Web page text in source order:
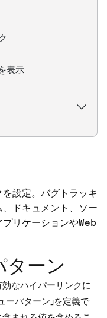
表示
設定。バグトラッキ
ドキュメント、ソー
リケーションやWeb
ターン
なハイパーリンクに
ーパターン」を定義で